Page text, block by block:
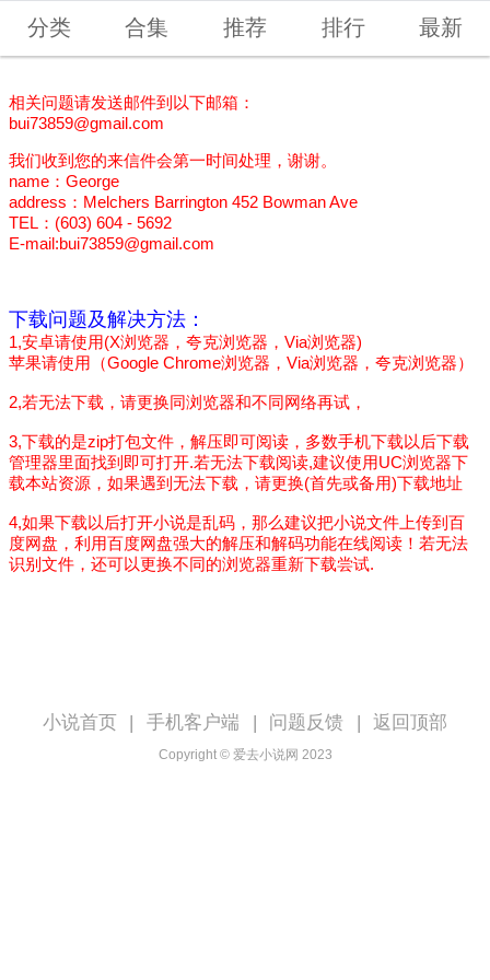
分类 合集 推荐 排行 最新
相关问题请发送邮件到以下邮箱：
bui73859@gmail.com
我们收到您的来信件会第一时间处理，谢谢。
name：George
address：Melchers Barrington 452 Bowman Ave
TEL：(603) 604 - 5692
E-mail:bui73859@gmail.com
下载问题及解决方法：
1,安卓请使用(X浏览器，夸克浏览器，Via浏览器)
苹果请使用（Google Chrome浏览器，Via浏览器，夸克浏览器）
2,若无法下载，请更换同浏览器和不同网络再试，
3,下载的是zip打包文件，解压即可阅读，多数手机下载以后下载
管理器里面找到即可打开.若无法下载阅读,建议使用UC浏览器下
载本站资源，如果遇到无法下载，请更换(首先或备用)下载地址
4,如果下载以后打开小说是乱码，那么建议把小说文件上传到百
度网盘，利用百度网盘强大的解压和解码功能在线阅读！若无法
识别文件，还可以更换不同的浏览器重新下载尝试.
小说首页 | 手机客户端 | 问题反馈 | 返回顶部
Copyright © 爱去小说网 2023